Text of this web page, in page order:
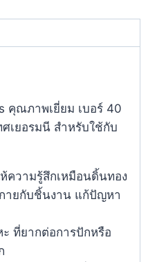
คุณภาพเยี่ยม เบอร์ 40
เยอรมนี สำหรับใช้กับ
ความรู้สึกเหมือนดิ้นทอง
ายกับชิ้นงาน แก้ปัญหา
ที่ยากต่อการปักหรือ